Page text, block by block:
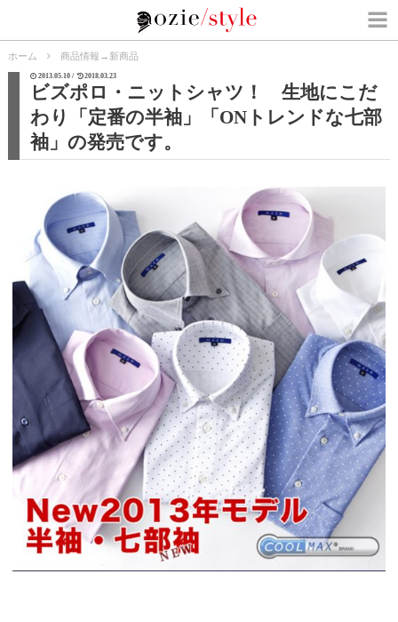
ホーム 商品情報 → 新商品
2013.05.10 / 2018.03.23
ビズポロ・ニットシャツ！ 生地にこだ
わり「定番の半袖」「ONトレンドな七部
袖」の発売です。